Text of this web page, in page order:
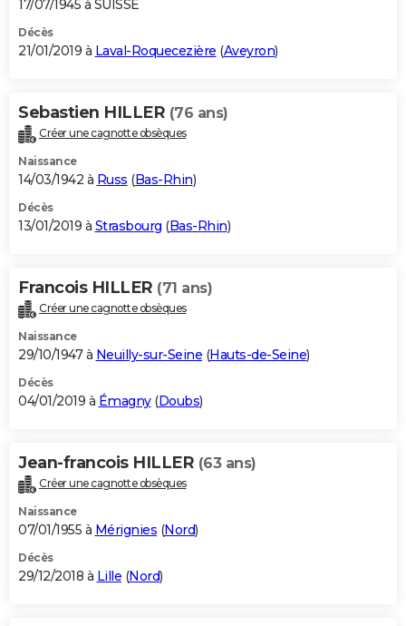
17/07/1945 à SUISSE
Décès
21/01/2019 à Laval-Roquecezière (Aveyron)
Sebastien HILLER (76 ans)
Créer une cagnotte obsèques
Naissance
14/03/1942 à Russ (Bas-Rhin)
Décès
13/01/2019 à Strasbourg (Bas-Rhin)
Francois HILLER (71 ans)
Créer une cagnotte obsèques
Naissance
29/10/1947 à Neuilly-sur-Seine (Hauts-de-Seine)
Décès
04/01/2019 à Émagny(Doubs)
Jean-francois HILLER (63 ans)
Créer une cagnotte obsèques
Naissance
07/01/1955 à Mérignies (Nord)
Décès
29/12/2018 à Lille (Nord)